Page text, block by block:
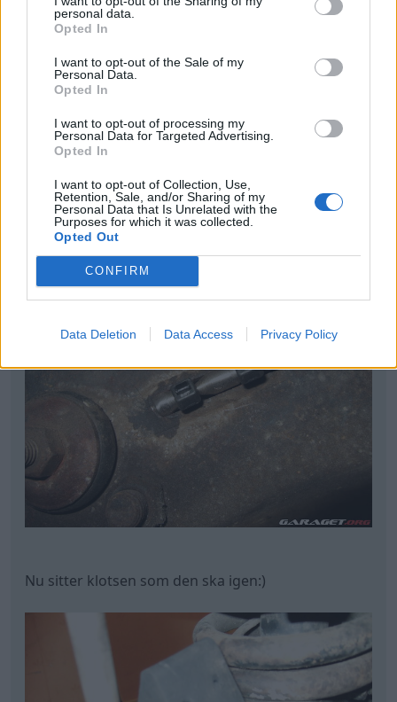
personal data.
Opted In
I want to opt-out of the Sale of my
Personal Data.
Opted In
I want to opt-out of processing my
Personal Data for Targeted Advertising.
Opted In
I want to opt-out of Collection, Use,
Retention, Sale, and/or Sharing of my
Personal Data that Is Unrelated with the
Purposes for which it was collected.
Opted Out
CONFIRM
Data Deletion Data Access Privacy Policy
Undersidan av bärarmen
Nu sitter klotsen som den ska igen:)